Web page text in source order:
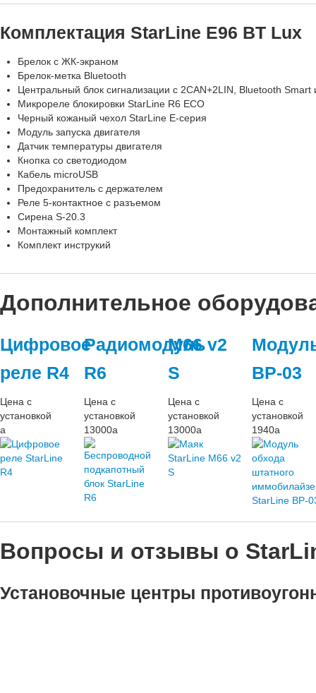
Комплектация StarLine E96 BT Lux
Брелок с ЖК-экраном
Брелок-метка Bluetooth
Центральный блок сигнализации с 2CAN+2LIN, Bluetooth Smart
Микрореле блокировки StarLine R6 ECO
Черный кожаный чехол StarLine E-серия
Модуль запуска двигателя
Датчик температуры двигателя
Кнопка со светодиодом
Кабель microUSB
Предохранитель с держателем
Реле 5-контактное с разъемом
Сирена S-20.3
Монтажный комплект
Комплект инструкий
Дополнительное
Цифровое
реле R4
Цена с
установкой
a
Радиомодуль
R6
Цена с
установкой
13000a
M66 v2
S
Цена с
установкой
13000a
BP-03
Цена с
установкой
1940a
Вопросы и отзывы о
Установочные центры